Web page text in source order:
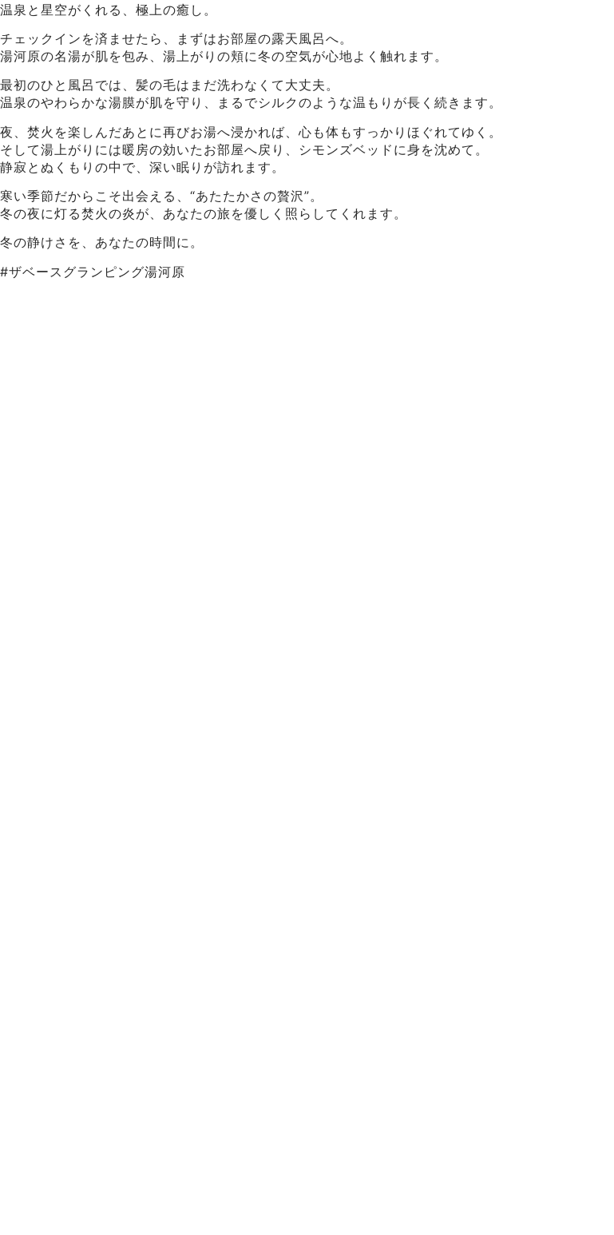
温泉と星空がくれる、極上の癒し。
チェックインを済ませたら、まずはお部屋の露天風呂へ。
湯河原の名湯が肌を包み、湯上がりの頬に冬の空気が心地よく触れます。
最初のひと風呂では、髪の毛はまだ洗わなくて大丈夫。
温泉のやわらかな湯膜が肌を守り、まるでシルクのような温もりが長く続きます。
夜、焚火を楽しんだあとに再びお湯へ浸かれば、心も体もすっかりほぐれてゆく。
そして湯上がりには暖房の効いたお部屋へ戻り、シモンズベッドに身を沈めて。
静寂とぬくもりの中で、深い眠りが訪れます。
寒い季節だからこそ出会える、“あたたかさの贅沢”。
冬の夜に灯る焚火の炎が、あなたの旅を優しく照らしてくれます。
冬の静けさを、あなたの時間に。
#ザベースグランピング湯河原